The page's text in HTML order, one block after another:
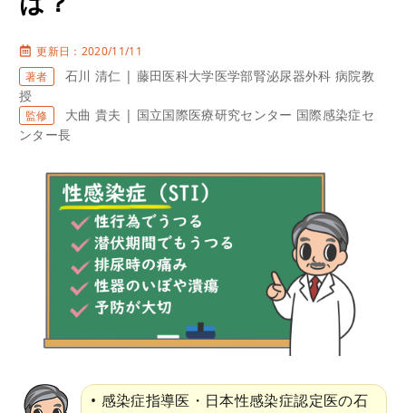
更新日：2020/11/11
著者
石川 清仁 | 藤田医科大学医学部腎泌尿器外科 病院教
授
監修
大曲 貴夫 | 国立国際医療研究センター 国際感染症セ
ンター長
感染症指導医・日本性感染症認定医の石